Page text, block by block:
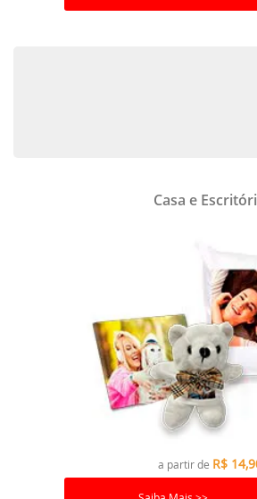
Casa e
a partir de R$